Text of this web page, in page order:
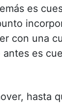
es
con una
antes es
hasta